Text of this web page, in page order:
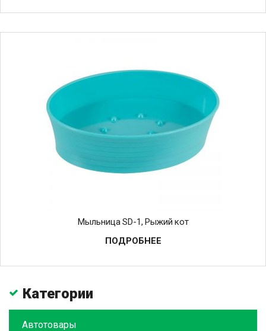
Мыльница SD-1, Рыжий кот
ПОДРОБНЕЕ
Категории
Автотовары